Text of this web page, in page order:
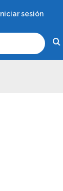
Iniciar sesión